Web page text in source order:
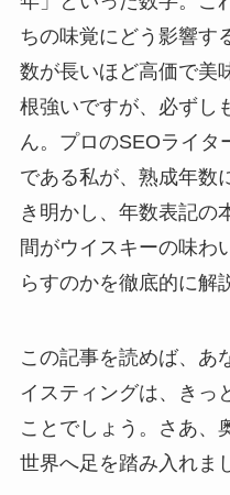
ちの味覚にどう影響す
数が長いほど高価で美
根強いですが、必ずし
ん。プロのSEOライタ
である私が、熟成年数
き明かし、年数表記の
間がウイスキーの味わ
らすのかを徹底的に解
この記事を読めば、あ
イスティングは、きっ
ことでしょう。さあ、
世界へ足を踏み入れま